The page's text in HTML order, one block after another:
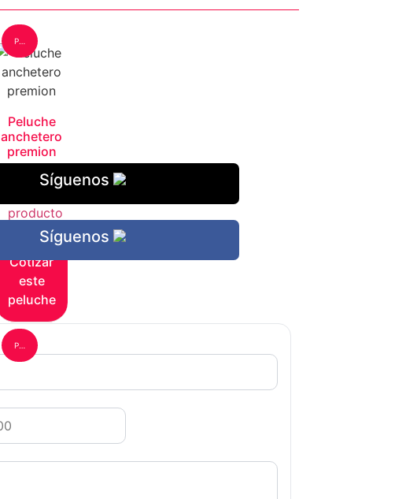
Peluche: Grande
Peluche
anchetero
premion
producto
Cotizar
este
peluche
Peluche: Grande
Stitch
Síguenos
Síguenos